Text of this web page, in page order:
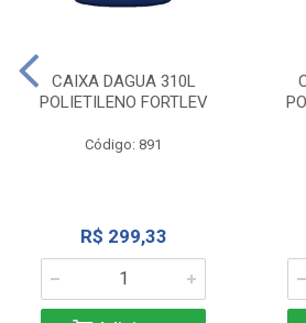
CAIXA DAGUA 310L
POLIETILENO FORTLEV
Código: 891
R$ 299,33